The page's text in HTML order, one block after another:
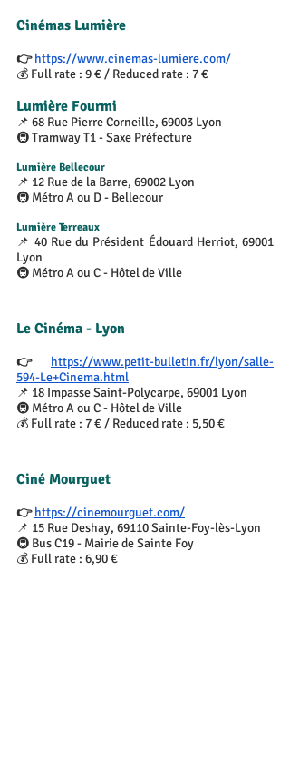
Cinémas Lumière
👉 https://www.cinemas-lumiere.com/
💰 Full rate : 9 € / Reduced rate : 7 €
Lumière Fourmi
📌 68 Rue Pierre Corneille, 69003 Lyon
🚇 Tramway T1 - Saxe Préfecture
Lumière Bellecour
📌 12 Rue de la Barre, 69002 Lyon
🚇 Métro A ou D - Bellecour
Lumière Terreaux
📌 40 Rue du Président Édouard Herriot, 69001
Lyon
🚇 Métro A ou C - Hôtel de Ville
Le Cinéma - Lyon
👉 https://www.petit-bulletin.fr/lyon/salle-
594-Le+Cinema.html
📌 18 Impasse Saint-Polycarpe, 69001 Lyon
🚇 Métro A ou C - Hôtel de Ville
💰 Full rate : 7 € / Reduced rate : 5,50 €
Ciné Mourguet
👉 https://cinemourguet.com/
📌 15 Rue Deshay, 69110 Sainte-Foy-lès-Lyon
🚇 Bus C19 - Mairie de Sainte Foy
💰 Full rate : 6,90 €